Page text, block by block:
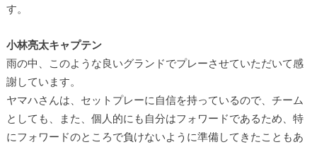
す。
小林亮太キャプテン
雨の中、このような良いグランドでプレーさせていただいて感
謝しています。
ヤマハさんは、セットプレーに自信を持っているので、チーム
としても、また、個人的にも自分はフォワードであるため、特
にフォワードのところで負けないように準備してきたこともあ